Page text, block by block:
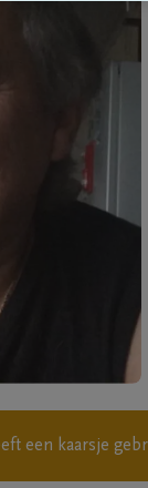
een kaarsje